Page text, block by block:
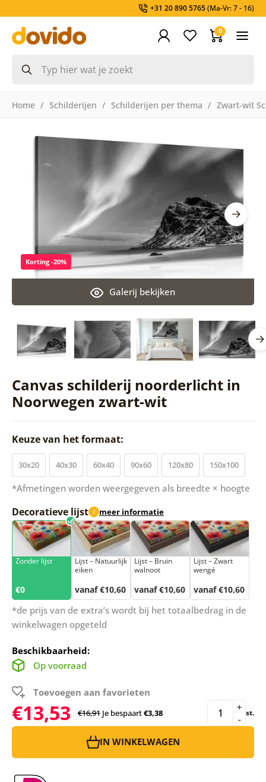
+31 20 890 5765(Ma-Vr: 7 - 16)
0
Home Schilderijen Schilderijen per thema Zwart-wit
Canvas schilderij noorderlicht in
Noorwegen zwart-wit
Galerij bekijken
Korting -20%
Keuze van het formaat:
30x20 40x30 60x40 90x60 120x80 150x100
*Afmetingen worden weergegeven als breedte × hoogte
Decoratieve lijst i meer informatie
Zonder lijst
€0
Lijst – Natuurlijk
eiken
vanaf €10,60
Lijst – Bruin
walnoot
vanaf €10,60
Lijst – Zwart
wengé
vanaf €10,60
*de prijs van de extra’s wordt bij het totaalbedrag in de
winkelwagen opgeteld
Beschikbaarheid:
Op voorraad
Toevoegen aan favorieten
€13,53 €16,91 Je bespaart€3,38 -
+ st.
IN WINKELWAGEN